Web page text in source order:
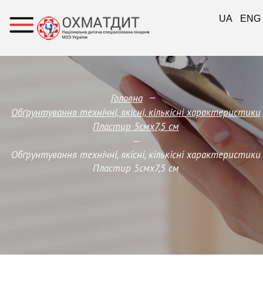
Головна —
Обґрунтування технічні, якісні, кількісні характеристики
Пластир 5смх7,5 см
—
Обґрунтування технічні, якісні, кількісні характеристики
Пластир 5смх7,5 см
UA ENG